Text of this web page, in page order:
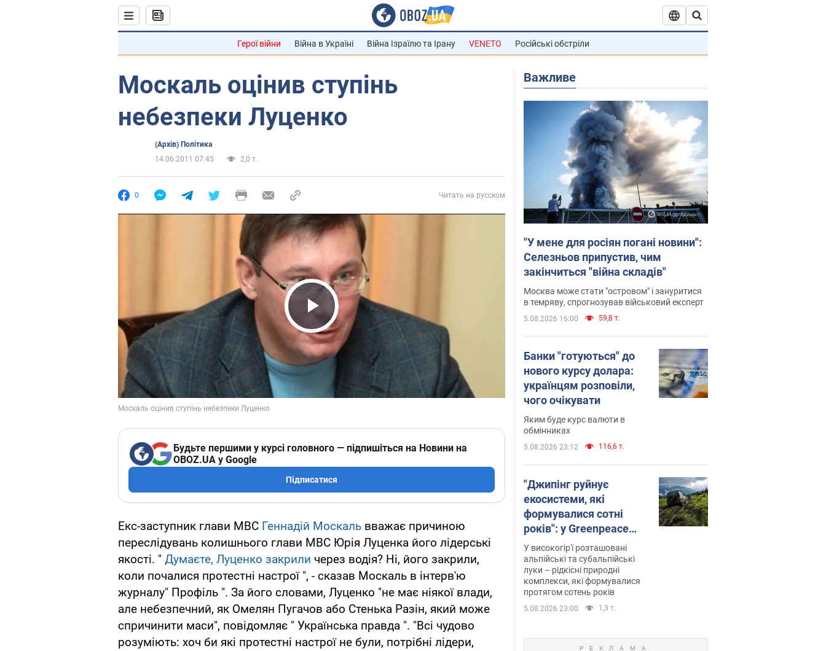
Герої війни Війна в Україні Війна Ізраїлю та Ірану VENETO Російські обстріли
Москаль оцінив ступінь
небезпеки Луценко
(Архів) Політика
14.06.2011 07:45
2,0 т.
0 Читать на русском
Play Video
Будьте першими у курсі головного — підпишіться на Новини на
OBOZ.UA у Google
Підписатися
Екс-заступник глави МВС Геннадій Москаль вважає причиною
переслідувань колишнього глави МВС Юрія Луценка його лідерські
якості. " Думаєте, Луценко закрили через водія? Ні, його закрили,
коли почалися протестні настрої ", - сказав Москаль в інтерв'ю
журналу" Профіль ". За його словами, Луценко "не має ніякої влади,
але небезпечний, як Омелян Пугачов або Стенька Разін, який може
спричинити маси", повідомляє " Українська правда ". "Всі чудово
розуміють: хоч би які протестні настрої не були, потрібні лідери,
Важливе
"У мене для росіян погані новини":
Селезньов припустив, чим
закінчиться "війна складів"
Москва може стати "островом" і зануритися
в темряву, спрогнозував військовий експерт
5.08.2026 16:00 59,8 т.
Банки "готуються" до
нового курсу долара:
українцям розповіли,
чого очікувати
Яким буде курс валюти в
обмінниках
5.08.2026 23:12 116,6 т.
"Джипінг руйнує
екосистеми, які
формувалися сотні
років": у Greenpeace
забили на сполох
У високогір'ї розташовані
альпійські та субальпійські
луки – рідкісні природні
комплекси, які формувалися
протягом сотень років
5.08.2026 23:00 1,3 т.